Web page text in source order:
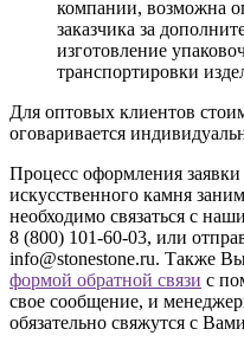
компании, возможна
заказчика за
изготовление
транспортировки
Для оптовых клиентов
оговаривается
Процесс оформления
искусственного камня
необходимо связаться с
8 (800) 101-60-03, или
info@stonestone.ru. Также
формой обратной связи с
свое сообщение, и
обязательно свяжутся с